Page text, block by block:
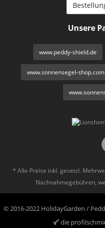
Unsere
www.peddy-shield.de
www.sonnensegel-shop.com
* Alle Preise inkl. gesetzl.
Nachnahmegebühren,
© 2016-2022 HolidayGarden /
die